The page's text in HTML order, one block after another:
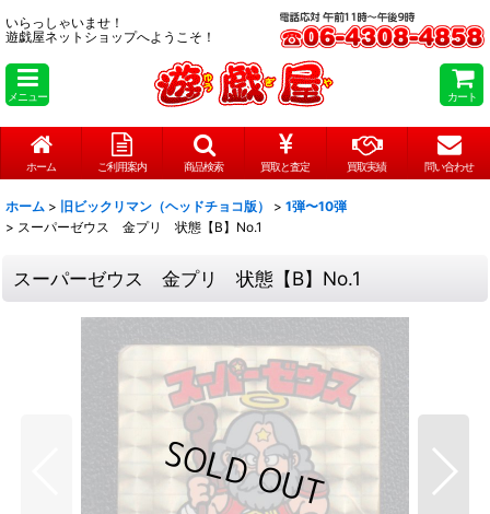
いらっしゃいませ！
遊戯屋ネットショップへようこそ！
メニュー カート
ホーム ご利用案内 商品検索 買取と査定 買取実績 問い合わせ
ホーム > 旧ビックリマン（ヘッドチョコ版） > 1弾〜10弾
> スーパーゼウス 金プリ 状態【B】No.1
スーパーゼウス 金プリ 状態【B】No.1